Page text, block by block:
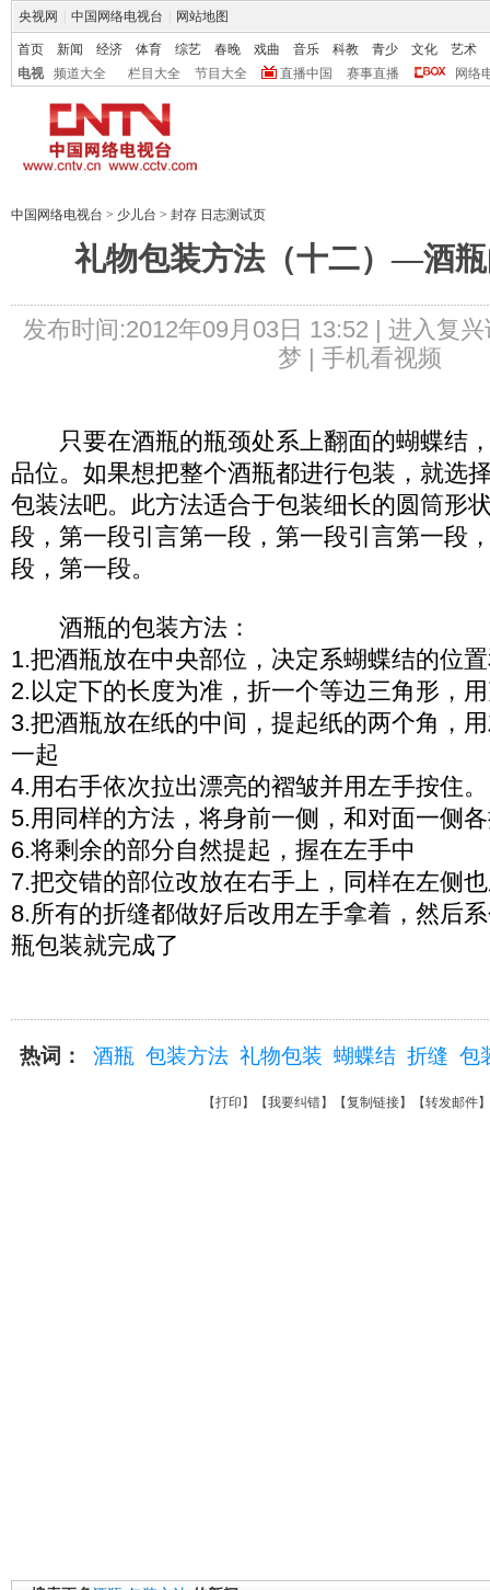
央视网 中国网络电视台 网站地图
首页 新闻 经济 体育 综艺 春晚 戏曲 音乐 科教 青少 文化
艺术
电视
频道大全 栏目大全 节目大全 直播中国 赛事直播 网络
中国网络电视台 > 少儿台 > 封存 日志测试页
礼物包装方法（十二）—酒
发布时间:2012年09月03日 13:52 | 进入复兴
梦 | 手机看视频
只要在酒瓶的瓶颈处系上翻面的蝴蝶结
品位。如果想把整个酒瓶都进行包装，就选
包装法吧。此方法适合于包装细长的圆筒形
段，第一段引言第一段，第一段引言第一段
段，第一段。
酒瓶的包装方法：
1.把酒瓶放在中央部位，决定系蝴蝶结的位
2.以定下的长度为准，折一个等边三角形，
3.把酒瓶放在纸的中间，提起纸的两个角，
一起
4.用右手依次拉出漂亮的褶皱并用左手按住。
5.用同样的方法，将身前一侧，和对面一侧
6.将剩余的部分自然提起，握在左手中
7.把交错的部位改放在右手上，同样在左侧
8.所有的折缝都做好后改用左手拿着，然后
瓶包装就完成了
热词： 酒瓶 包装方法 礼物包装 蝴蝶结 折缝 包
【打印 】【我要纠错】【复制链接】【转发邮件